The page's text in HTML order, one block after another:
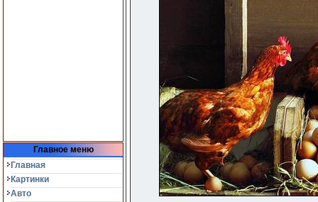
Главное меню
Главная
Картинки
Авто